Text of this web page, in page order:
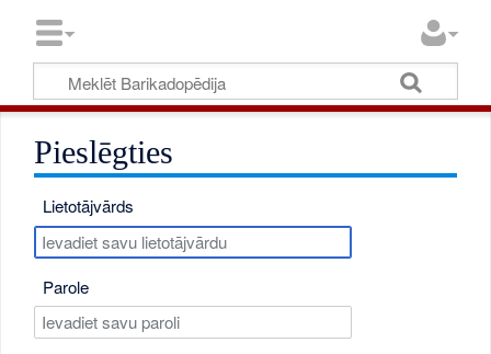
Pieslēgties
Lietotājvārds
Parole